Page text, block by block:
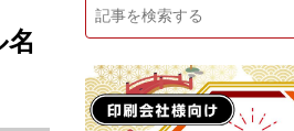
人事・
市場・統計 人事・移転・異